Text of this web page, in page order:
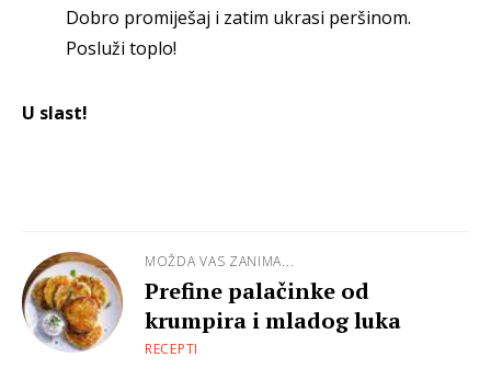
Dobro promiješaj i zatim ukrasi peršinom.
Posluži toplo!
U slast!
MOŽDA VAS ZANIMA...
Prefine palačinke od
krumpira i mladog luka
RECEPTI